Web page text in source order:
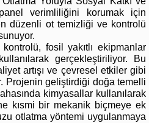
verimliliğini korumak için
düzenli ot temizliği ve kontrolü
fosil yakıtlı ekipmanlar
gerçekleştiriliyor. Bu
artışı ve çevresel etkiler gibi
Projenin geliştirdiği doğa temelli
kimyasallar kullanılarak
kısmi bir mekanik biçmeye ek
otlatma yöntemi uygulanmaya